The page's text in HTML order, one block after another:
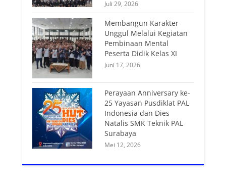
Juli 29, 2026
Membangun Karakter
Unggul Melalui Kegiatan
Pembinaan Mental
Peserta Didik Kelas XI
Juni 17, 2026
Perayaan Anniversary ke-
25 Yayasan Pusdiklat PAL
Indonesia dan Dies
Natalis SMK Teknik PAL
Surabaya
Mei 12, 2026